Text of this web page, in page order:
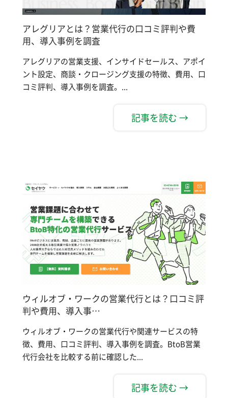
アレグリアとは？営業代行の口コミ評判や費
用、導入事例を調査
アレグリアの営業支援、インサイドセールス、アポイ
ント設定、商談・クロージング支援の特徴、費用、口
コミ評判、導入事例を調査。...
記事を読む →
ウィルオブ・ワークの営業代行とは？口コミ評
判や費用、導入事…
ウィルオブ・ワークの営業代行や関連サービスの特
徴、費用、口コミ評判、導入事例を調査。BtoB営業
代行会社を比較する前に確認した...
記事を読む →